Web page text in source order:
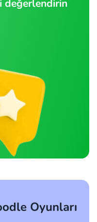
değerlendirin
Oyunları